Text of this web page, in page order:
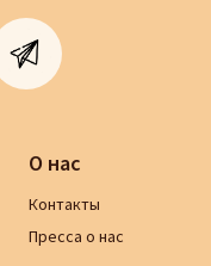
О нас
Контакты
Пресса о нас